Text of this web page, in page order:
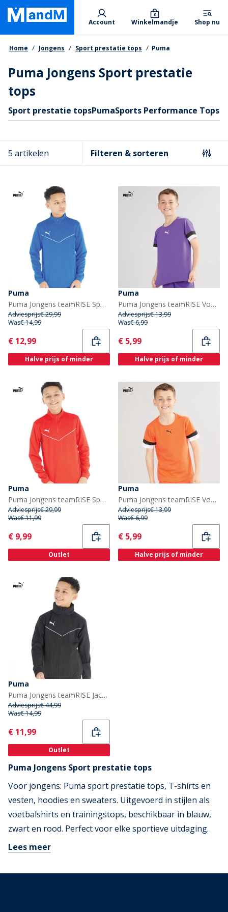
Skip
main
content
Primary departments
Account Winkelmandje
0
Shop nu
Kruimelpad
Home Jongens Sport prestatie tops Puma
Puma Jongens Sport prestatie
tops
Quicklinks
Sport prestatie topsPumaSports Performance Tops
5 artikelen Filteren & sorteren
Puma
Puma Jongens teamRISE Sports Performance Tops Blauw
Adviesprijs€ 29,99
Was€ 14,99
Current
€ 12,99
Halve prijs of minder
Puma
Puma Jongens teamRISE Voetbalshirts Paars
Adviesprijs€ 13,99
Was€ 6,99
Current
€ 5,99
Halve prijs of minder
Puma
Puma Jongens teamRISE Sports Performance Tops Rood
Adviesprijs€ 29,99
Was€ 11,99
Current
€ 9,99
Outlet
Puma
Puma Jongens teamRISE Voetbalshirts Oranje
Adviesprijs€ 13,99
Was€ 6,99
Current
€ 5,99
Halve prijs of minder
Puma
Puma Jongens teamRISE Jacks Zwart
Adviesprijs€ 44,99
Was€ 14,99
Current
€ 11,99
Outlet
Puma Jongens Sport prestatie tops
Voor jongens: Puma sport prestatie tops, T-shirts en
vesten, hoodies en sweaters. Uitgevoerd in stijlen als
voetbalshirts en trainingstops, beschikbaar in blauw,
zwart en rood. Perfect voor elke sportieve uitdaging.
Lees meer